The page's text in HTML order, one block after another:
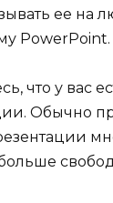
ее на
PowerPoint.
что у вас
Обычно